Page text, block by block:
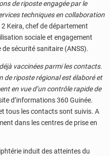
de riposte engagée par le
techniques en collaboration
2 Keira, chef de département
sociale et engagement
sécurité sanitaire (ANSS).
vaccinées parmi les contacts.
de riposte régional est élaboré et
en vue d’un contrôle rapide de
d’informations 360 Guinée.
tous les contacts sont suivis. A
dans les centres de prise en
induit des atteintes du